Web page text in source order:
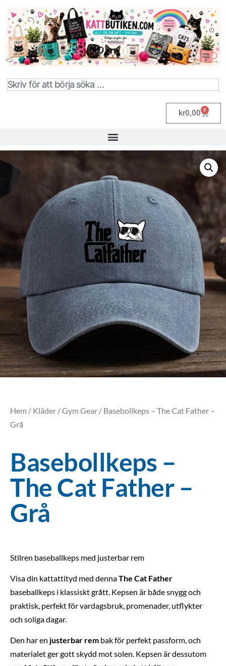
kr0,00 0
Hem / Kläder /Gym Gear / Basebollkeps – The Cat Father –
Grå
Basebollkeps –
The Cat Father –
Grå
Stilren baseballkeps med justerbar rem
Visa din kattattityd med dennaThe Cat Father
baseballkeps i klassiskt grått. Kepsen är både snygg och
praktisk, perfekt för vardagsbruk, promenader, utflykter
och soliga dagar.
Den har en justerbar rem bak för perfekt passform, och
materialet ger gott skydd mot solen. Kepsen är dessutom